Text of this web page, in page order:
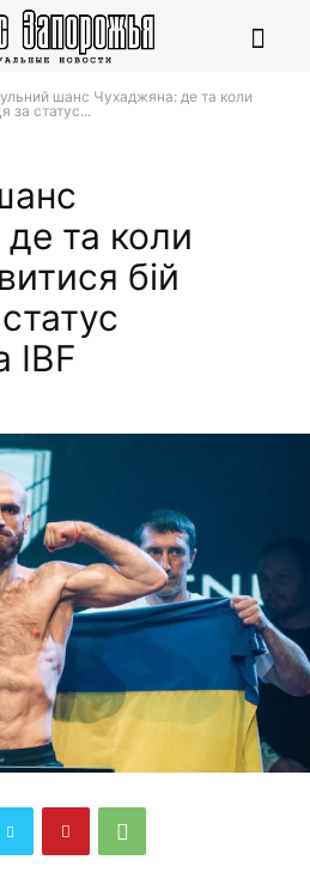
шанс Чухаджяна: де та коли
за статус...
та коли
бій
IBF